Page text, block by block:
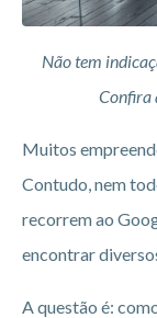
Não tem
Confira
Muitos
Contudo, nem
recorrem ao
encontrar
A questão é: